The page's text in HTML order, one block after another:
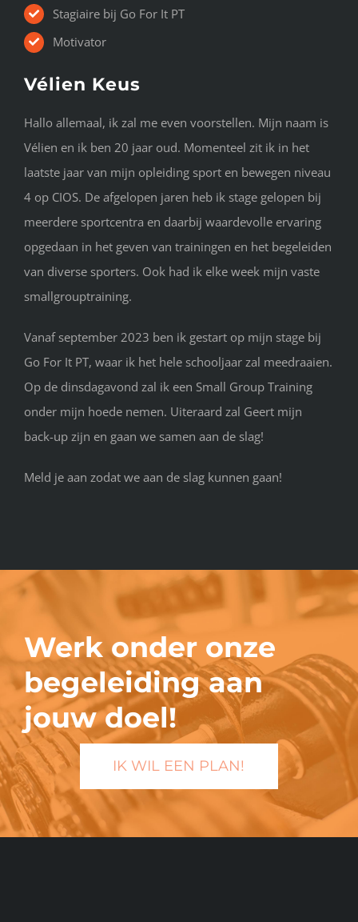
Stagiaire bij Go For It PT
Motivator
Vélien Keus
Hallo allemaal, ik zal me even voorstellen. Mijn naam is
Vélien en ik ben 20 jaar oud. Momenteel zit ik in het
laatste jaar van mijn opleiding sport en bewegen niveau
4 op CIOS. De afgelopen jaren heb ik stage gelopen bij
meerdere sportcentra en daarbij waardevolle ervaring
opgedaan in het geven van trainingen en het begeleiden
van diverse sporters. Ook had ik elke week mijn vaste
smallgrouptraining.
Vanaf september 2023 ben ik gestart op mijn stage bij
Go For It PT, waar ik het hele schooljaar zal meedraaien.
Op de dinsdagavond zal ik een Small Group Training
onder mijn hoede nemen. Uiteraard zal Geert mijn
back-up zijn en gaan we samen aan de slag!
Meld je aan zodat we aan de slag kunnen gaan!
Werk onder onze
begeleiding aan
jouw doel!
IK WIL EEN PLAN!